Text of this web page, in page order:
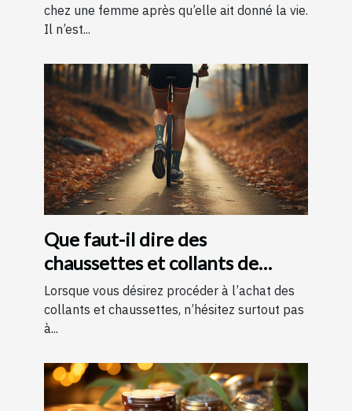
chez une femme après qu’elle ait donné la vie.
Il n’est...
Que faut-il dire des
chaussettes et collants de
contention ?
Lorsque vous désirez procéder à l’achat des
collants et chaussettes, n’hésitez surtout pas
à...